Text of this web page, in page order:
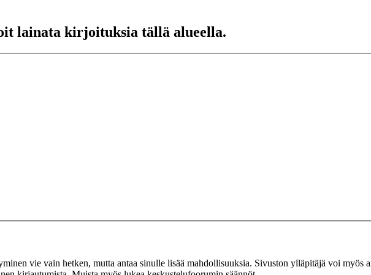
lainata kirjoituksia tällä alueella.
vie vain hetken, mutta antaa sinulle lisää mahdollisuuksia. Sivuston ylläpitäjä voi myös